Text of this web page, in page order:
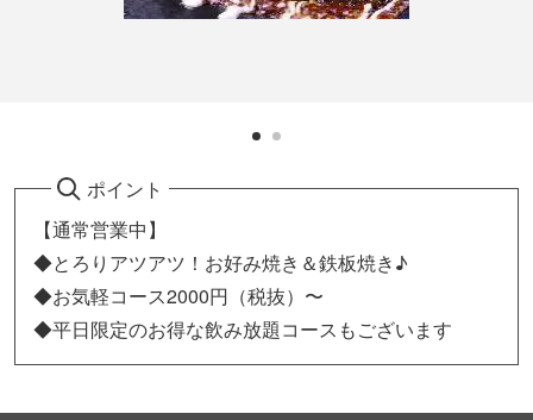
ポイント
【通常営業中】
◆とろりアツアツ！お好み焼き＆鉄板焼き♪
◆お気軽コース2000円（税抜）〜
◆平日限定のお得な飲み放題コースもございます